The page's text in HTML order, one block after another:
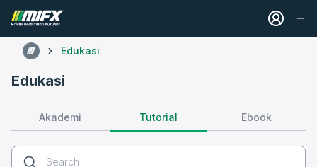
Edukasi
Edukasi
Akademi Tutorial Ebook